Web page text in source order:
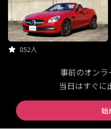
852人
事前のオン
当日はすぐに
始